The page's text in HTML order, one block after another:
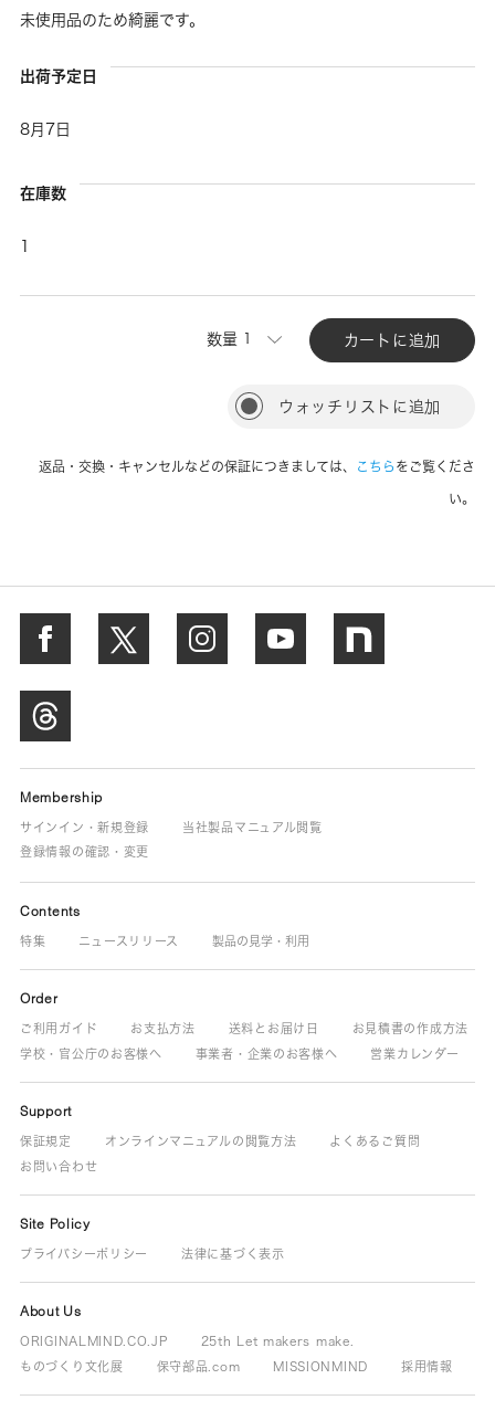
未使用品のため綺麗です。
出荷予定日
8月7日
在庫数
1
数量 カートに追加
ウォッチリストに追加
返品・交換・キャンセルなどの保証につきましては、 こちら をご覧くださ
い。
Membership
サインイン・新規登録
当社製品マニュアル閲覧
登録情報の確認・変更
Contents
特集 ニュースリリース 製品の見学・利用
Order
ご利用ガイド お支払方法 送料とお届け日
お見積書の作成方法
学校・官公庁のお客様へ
事業者・企業のお客様へ 営業カレンダー
Support
保証規定 オンラインマニュアルの閲覧方法
よくあるご質問
お問い合わせ
Site Policy
プライバシーポリシー 法律に基づく表示
About Us
ORIGINALMIND.CO.JP
25th Let makers make.
ものづくり文化展
保守部品.com MISSIONMIND 採用情報